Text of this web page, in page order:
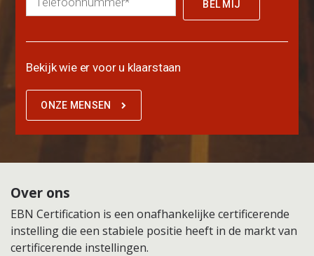
Bekijk wie er voor u klaarstaan
ONZE MENSEN
Over ons
EBN Certification is een onafhankelijke certificerende
instelling die een stabiele positie heeft in de markt van
certificerende instellingen.